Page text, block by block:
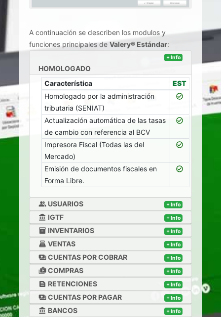
A continuación se describen los modulos y
funciones principales de Valery® Estándar:
HOMOLOGADO
+ Info
Característica
EST
Homologado por la administración
tributaria (SENIAT)
check_circle_outline
Actualización automática de las tasas
de cambio con referencia al BCV
check_circle_outline
Impresora Fiscal (Todas las del
Mercado)
check_circle_outline
Emisión de documentos fiscales en
Forma Libre.
check_circle_outline
people_alt USUARIOS + Info
account_balance IGTF + Info
inventory_2 INVENTARIOS + Info
point_of_sale VENTAS + Info
paymentsCUENTAS POR COBRAR + Info
shop_twoCOMPRAS + Info
text_snippet RETENCIONES + Info
paymentsCUENTAS POR PAGAR + Info
account_balance BANCOS + Info